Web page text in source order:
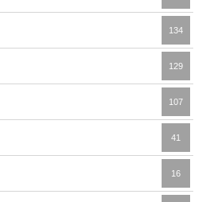
134
129
107
41
16